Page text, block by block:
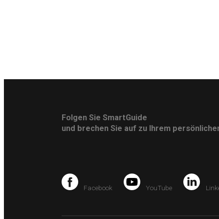
Folgen Sie SmartGuide
und brechen Sie auf zu Ihrem
Facebook YouTube